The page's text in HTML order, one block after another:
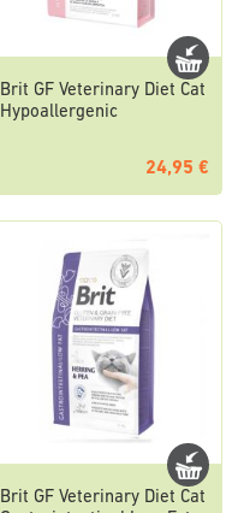
Brit GF Veterinary Diet Cat
Hypoallergenic
24,95 €
Brit GF Veterinary Diet Cat